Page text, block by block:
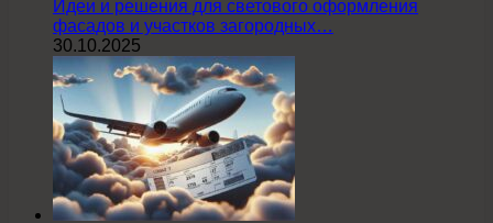
Идеи и решения для светового оформления
фасадов и участков загородных…
30.10.2025